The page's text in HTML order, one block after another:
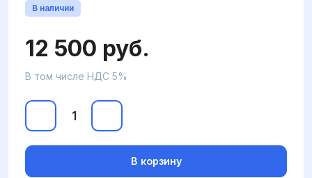
В наличии
12 500 руб.
В том числе НДС 5%
В корзину